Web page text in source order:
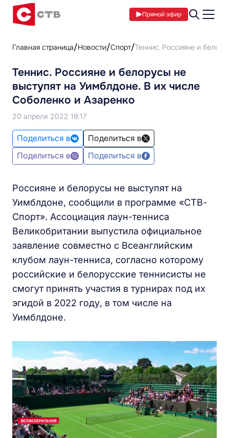
Прямой эфир
Главная страница Новости Спорт Теннис. Россияне и
Теннис. Россияне и белорусы не
выступят на Уимблдоне. В их числе
Соболенко и Азаренко
20 апреля 2022 19:17
Поделиться в
Поделиться в
Поделиться в
Поделиться в
Россияне и белорусы не выступят на
Уимблдоне, сообщили в программе «СТВ-
Спорт». Ассоциация лаун-тенниса
Великобритании выпустила официальное
заявление совместно с Всеанглийским
клубом лаун-тенниса, согласно которому
российские и белорусские теннисисты не
смогут принять участия в турнирах под их
эгидой в 2022 году, в том числе на
Уимблдоне.